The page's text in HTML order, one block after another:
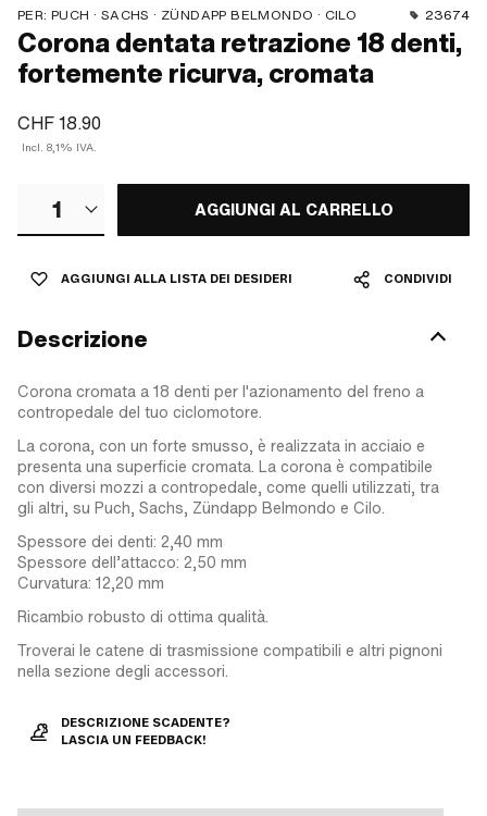
PER: PUCH · SACHS · ZÜNDAPP BELMONDO · CILO 23674
Corona dentata retrazione 18 denti,
fortemente ricurva, cromata
CHF 18.90
Incl. 8,1% IVA.
1 AGGIUNGI AL CARRELLO
AGGIUNGI ALLA LISTA DEI DESIDERI CONDIVIDI
Descrizione
Corona cromata a 18 denti per l'azionamento del freno a
contropedale del tuo ciclomotore.
La corona, con un forte smusso, è realizzata in acciaio e
presenta una superficie cromata. La corona è compatibile
con diversi mozzi a contropedale, come quelli utilizzati, tra
gli altri, su Puch, Sachs, Zündapp Belmondo e Cilo.
Spessore dei denti: 2,40 mm
Spessore dell’attacco: 2,50 mm
Curvatura: 12,20 mm
Ricambio robusto di ottima qualità.
Troverai le catene di trasmissione compatibili e altri pignoni
nella sezione degli accessori.
DESCRIZIONE SCADENTE?
LASCIA UN FEEDBACK!